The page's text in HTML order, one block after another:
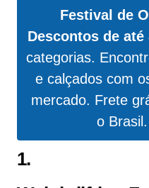
Festival de
Descontos de até
categorias.
e calçados com
mercado. Frete
o Brasil.
1.